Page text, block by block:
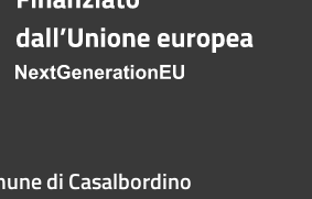
di Casalbordino